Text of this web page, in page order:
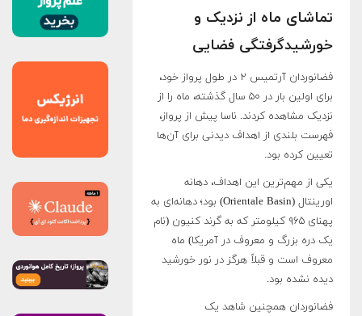
تماشای ماه از نزدیک و
خورشیدگرفتگی فضایی
فضانوردان آرتمیس ۲ در طول پرواز خود،
برای اولین بار در ۵۰ سال گذشته، ماه را از
نزدیک مشاهده کردند. ناسا پیش از پرواز،
فهرست بلندی از اهداف دیدنی برای آن‌ها
تعیین کرده بود.
یکی از مهم‌ترین این اهداف، دهانه
اورینتال (Orientale Basin) بود؛ دهانه‌ای به
پهنای ۹۶۵ کیلومتر که به گرند کنیون (نام
یک دره بزرگ و معروف در آمریکا) ماه
معروف است و قبلاً هرگز در نور خورشید
دیده نشده بود.
فضانوردان همچنین شاهد یک